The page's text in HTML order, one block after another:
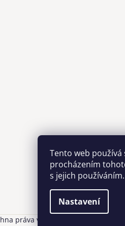
Tento web
procházením
s jejich
Nastavení
práva vyhrazena.